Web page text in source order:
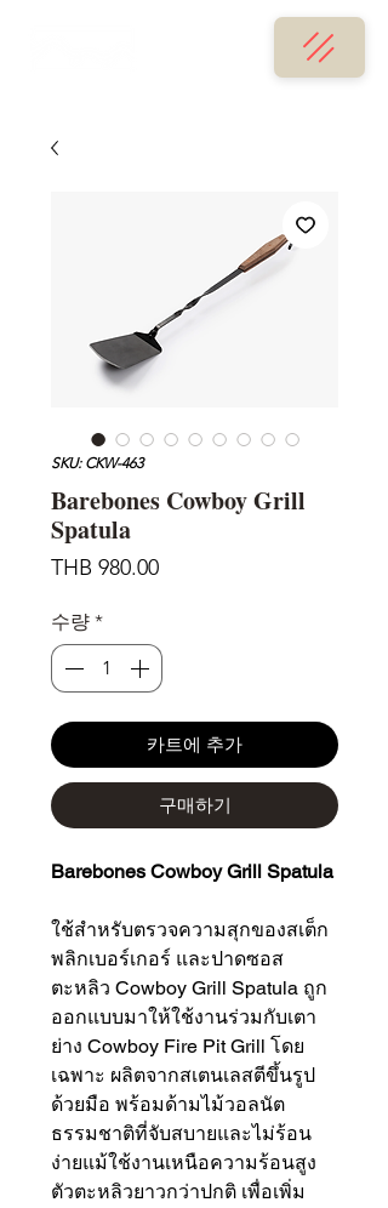
SKU: CKW-463
Barebones Cowboy Grill
Spatula
THB 980.00가
수량 *
카트에 추가
구매하기
Barebones Cowboy Grill Spatula
ใช้สำหรับตรวจความสุกของสเต็ก
พลิกเบอร์เกอร์ และปาดซอส
ตะหลิว Cowboy Grill Spatula ถูก
ออกแบบมาให้ใช้งานร่วมกับเตา
ย่าง Cowboy Fire Pit Grill โดย
เฉพาะ ผลิตจากสเตนเลสตีขึ้นรูป
ด้วยมือ พร้อมด้ามไม้วอลนัต
ธรรมชาติที่จับสบายและไม่ร้อน
ง่ายแม้ใช้งานเหนือความร้อนสูง
ตัวตะหลิวยาวกว่าปกติ เพื่อเพิ่ม